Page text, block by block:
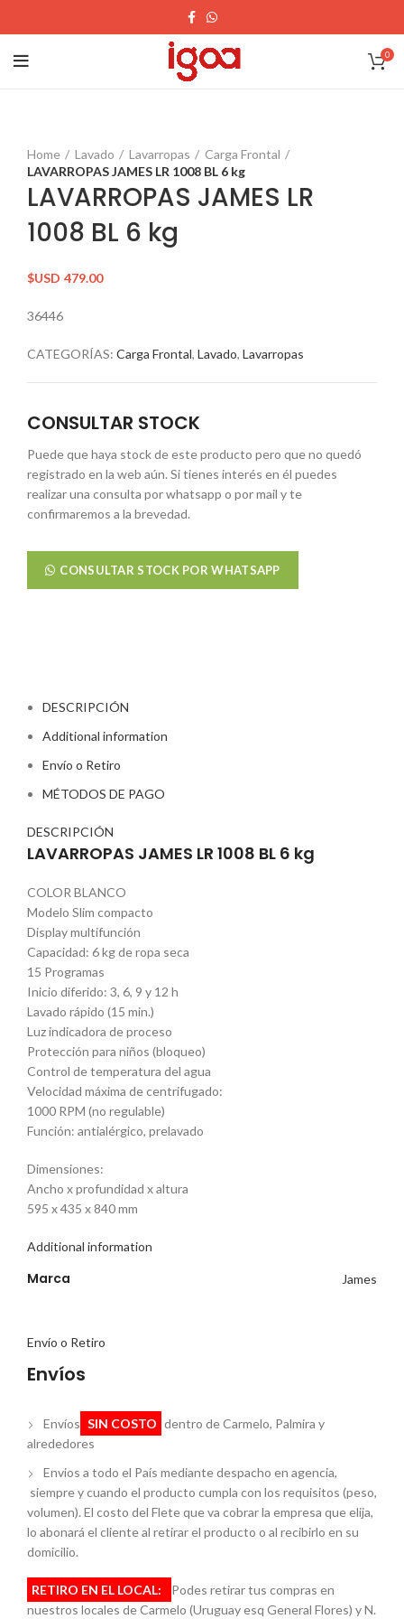
0
Home Lavado Lavarropas
Carga Frontal
LAVARROPAS JAMES LR 1008 BL 6 kg
LAVARROPAS JAMES LR
1008 BL 6 kg
$USD 479.00
36446
CATEGORÍAS: Carga Frontal, Lavado, Lavarropas
CONSULTAR STOCK
Puede que haya stock de este producto pero que no quedó
registrado en la web aún. Si tienes interés en él puedes
realizar una consulta por whatsapp o por mail y te
confirmaremos a la brevedad.
CONSULTAR STOCK POR WHATSAPP
DESCRIPCIÓN
Additional information
Envío o Retiro
MÉTODOS DE PAGO
DESCRIPCIÓN
LAVARROPAS JAMES LR 1008 BL 6 kg
COLOR BLANCO
Modelo Slim compacto
Display multifunción
Capacidad: 6 kg de ropa seca
15 Programas
Inicio diferido: 3, 6, 9 y 12 h
Lavado rápido (15 min.)
Luz indicadora de proceso
Protección para niños (bloqueo)
Control de temperatura del agua
Velocidad máxima de centrifugado:
1000 RPM (no regulable)
Función: antialérgico, prelavado
Dimensiones:
Ancho x profundidad x altura
595 x 435 x 840 mm
Additional information
Marca James
Envío o Retiro
Envíos
Envíos SIN COSTO dentro de Carmelo, Palmira y
alrededores
Envios a todo el País mediante despacho en agencia,
siempre y cuando el producto cumpla con los requisitos (peso,
volumen). El costo del Flete que va cobrar la empresa que elija,
lo abonará el cliente al retirar el producto o al recibirlo en su
domicilio.
RETIRO EN EL LOCAL:
Podes retirar tus compras en
nuestros locales de Carmelo (Uruguay esq General Flores) y N.